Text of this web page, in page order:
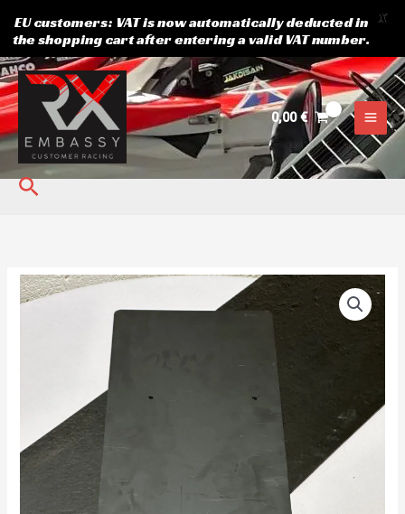
Skip
to
content
0,00€
Search
Porilaud
taga
EU customers: VAT is now automatically deducted in
the shopping cart after entering a valid VAT number.
X